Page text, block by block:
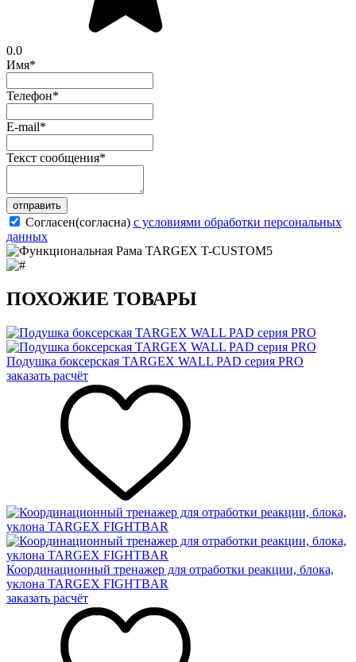
0.0
Имя*
Телефон*
E-mail*
Текст сообщения*
отправить
Согласен(согласна) с условиями обработки персональных
данных
ПОХОЖИЕ ТОВАРЫ
Подушка боксерская TARGEX WALL PAD серия PRO
заказать расчёт
Координационный тренажер для отработки реакции, блока,
уклона TARGEX FIGHTBAR
заказать расчёт